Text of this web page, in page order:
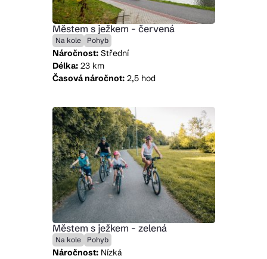
Městem s ježkem - červená
Na kole Pohyb
Náročnost:Střední
Délka:23 km
Časová náročnot:2,5 hod
Městem s ježkem - zelená
Na kole Pohyb
Náročnost:Nízká